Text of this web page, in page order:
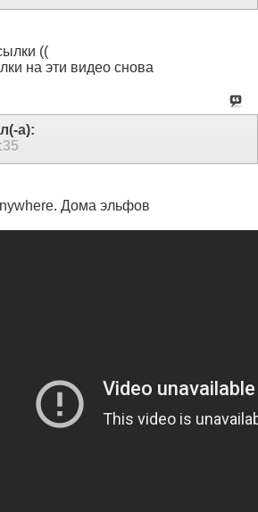
((
на эти видео снова
а):
Дома эльфов